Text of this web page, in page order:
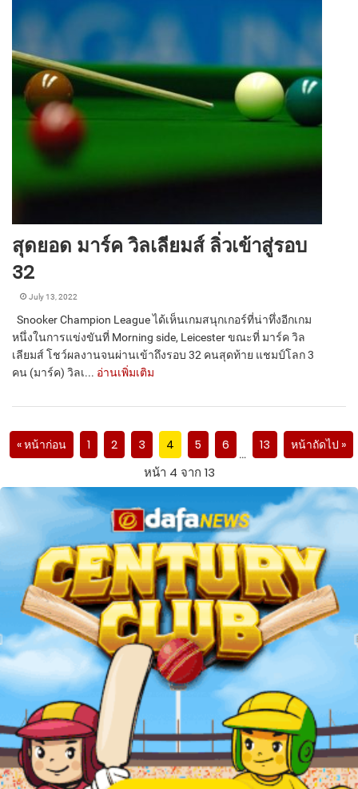
สุดยอด มาร์ค วิลเลียมส์ ลิ่วเข้าสู่รอบ
32
July 13, 2022
Snooker Champion League ได้เห็นเกมสนุกเกอร์ที่น่าทึ่งอีกเกม
หนึ่งในการแข่งขันที่ Morning side, Leicester ขณะที่ มาร์ค วิล
เลียมส์ โชว์ผลงานจนผ่านเข้าถึงรอบ 32 คนสุดท้าย แชมป์โลก 3
คน (มาร์ค) วิลเ... อ่านเพิ่มเติม
« หน้าก่อน 1 2 3 4 5 6
…
13 หน้าถัดไป »
หน้า 4 จาก 13